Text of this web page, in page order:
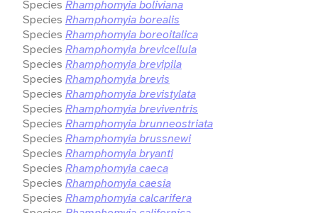
Species Rhamphomyia boliviana
Species Rhamphomyia borealis
Species Rhamphomyia boreoitalica
Species Rhamphomyia brevicellula
Species Rhamphomyia brevipila
Species Rhamphomyia brevis
Species Rhamphomyia brevistylata
Species Rhamphomyia breviventris
Species Rhamphomyia brunneostriata
Species Rhamphomyia brussnewi
Species Rhamphomyia bryanti
Species Rhamphomyia caeca
Species Rhamphomyia caesia
Species Rhamphomyia calcarifera